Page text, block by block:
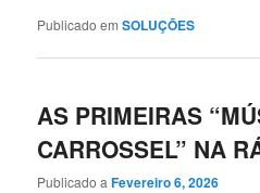
Publicado em SOLUÇÕES
AS PRIMEIRAS
CARROSSEL” NA
Publicado aFevereiro 6, 2026